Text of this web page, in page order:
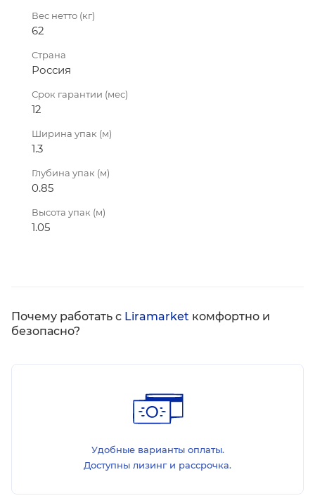
Вес нетто (кг)
62
Страна
Россия
Срок гарантии (мес)
12
Ширина упак (м)
1.3
Глубина упак (м)
0.85
Высота упак (м)
1.05
Почему работать с Liramarket комфортно и
безопасно?
Удобные варианты оплаты.
Доступны лизинг и рассрочка.